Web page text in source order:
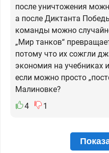
после уничтожения
а после Диктанта
команды можно
„Мир танков“
потому что их сожгли
экономия на учебниках
если можно просто
Малиновке?
4
1